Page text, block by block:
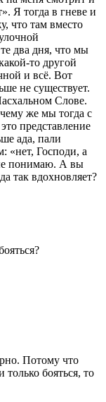
Я тогда в гневе и
что там вместо
два дня, что мы
то другой
и всё. Вот
не существует.
Слове.
же мы тогда с
представление
ада, пали
«нет, Господи, а
понимаю. А вы
так вдохновляет?
Потому что
только бояться, то